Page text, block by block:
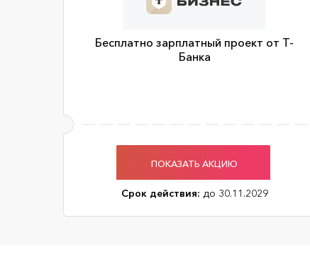
Бесплатно зарплатный проект от Т-
Банка
ПОКАЗАТЬ АКЦИЮ
Срок действия: до 30.11.2029